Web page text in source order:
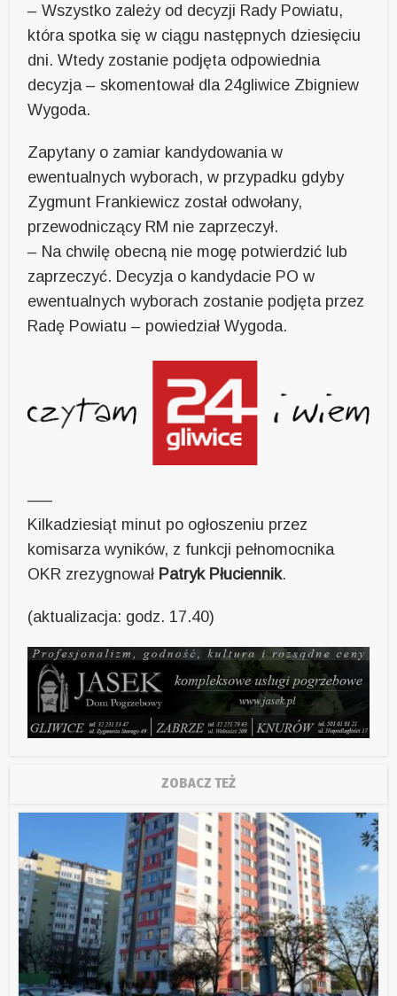
– Wszystko zależy od decyzji Rady Powiatu,
która spotka się w ciągu następnych dziesięciu
dni. Wtedy zostanie podjęta odpowiednia
decyzja – skomentował dla 24gliwice Zbigniew
Wygoda.
Zapytany o zamiar kandydowania w
ewentualnych wyborach, w przypadku gdyby
Zygmunt Frankiewicz został odwołany,
przewodniczący RM nie zaprzeczył.
– Na chwilę obecną nie mogę potwierdzić lub
zaprzeczyć. Decyzja o kandydacie PO w
ewentualnych wyborach zostanie podjęta przez
Radę Powiatu – powiedział Wygoda.
—–
Kilkadziesiąt minut po ogłoszeniu przez
komisarza wyników, z funkcji pełnomocnika
OKR zrezygnował Patryk Płuciennik.
(aktualizacja: godz. 17.40)
ZOBACZ TEŻ